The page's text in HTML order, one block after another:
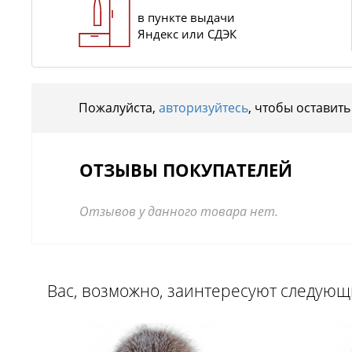
в пункте выдачи
Яндекс или СДЭК
Пожалуйста, авторизуйтесь, чтобы
ОТЗЫВЫ ПОКУПАТЕЛЕЙ
Отзывов у данного товара нет.
Вас, возможно, заинтересуют